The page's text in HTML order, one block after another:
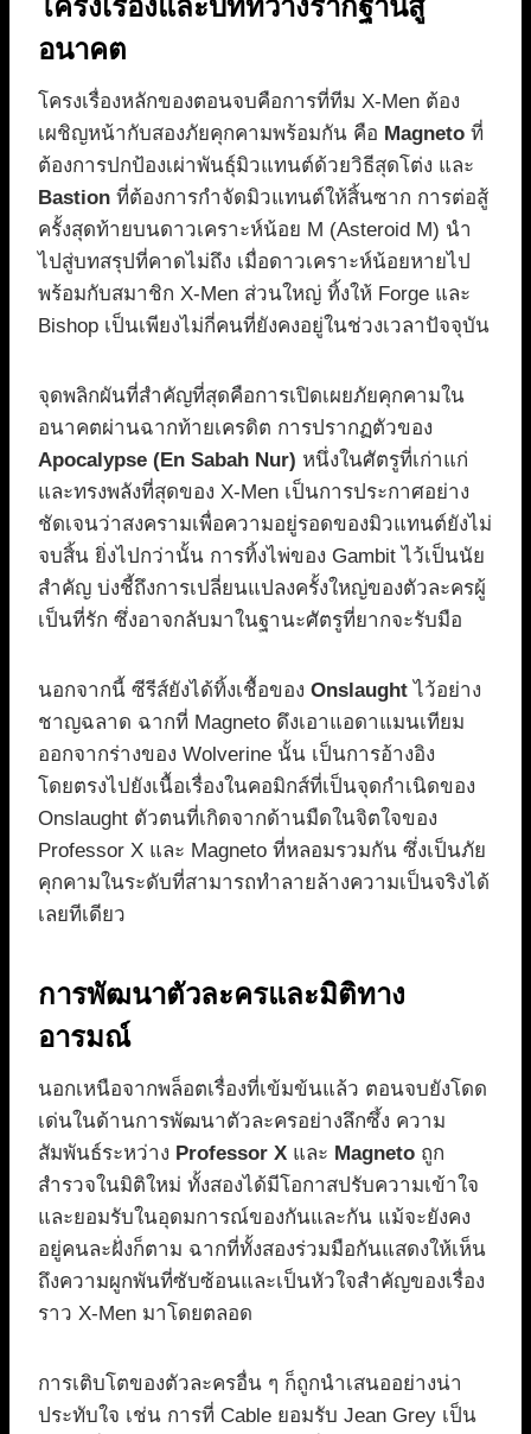
โครงเรื่องและบทที่วางรากฐานสู่
อนาคต
โครงเรื่องหลักของตอนจบคือการที่ทีม X-Men ต้อง
เผชิญหน้ากับสองภัยคุกคามพร้อมกัน คือ Magneto ที่
ต้องการปกป้องเผ่าพันธุ์มิวแทนต์ด้วยวิธีสุดโต่ง และ
Bastion ที่ต้องการกำจัดมิวแทนต์ให้สิ้นซาก การต่อสู้
ครั้งสุดท้ายบนดาวเคราะห์น้อย M (Asteroid M) นำ
ไปสู่บทสรุปที่คาดไม่ถึง เมื่อดาวเคราะห์น้อยหายไป
พร้อมกับสมาชิก X-Men ส่วนใหญ่ ทิ้งให้ Forge และ
Bishop เป็นเพียงไม่กี่คนที่ยังคงอยู่ในช่วงเวลาปัจจุบัน
จุดพลิกผันที่สำคัญที่สุดคือการเปิดเผยภัยคุกคามใน
อนาคตผ่านฉากท้ายเครดิต การปรากฏตัวของ
Apocalypse (En Sabah Nur) หนึ่งในศัตรูที่เก่าแก่
และทรงพลังที่สุดของ X-Men เป็นการประกาศอย่าง
ชัดเจนว่าสงครามเพื่อความอยู่รอดของมิวแทนต์ยังไม่
จบสิ้น ยิ่งไปกว่านั้น การทิ้งไพ่ของ Gambit ไว้เป็นนัย
สำคัญ บ่งชี้ถึงการเปลี่ยนแปลงครั้งใหญ่ของตัวละครผู้
เป็นที่รัก ซึ่งอาจกลับมาในฐานะศัตรูที่ยากจะรับมือ
นอกจากนี้ ซีรีส์ยังได้ทิ้งเชื้อของ Onslaught ไว้อย่าง
ชาญฉลาด ฉากที่ Magneto ดึงเอาแอดาแมนเทียม
ออกจากร่างของ Wolverine นั้น เป็นการอ้างอิง
โดยตรงไปยังเนื้อเรื่องในคอมิกส์ที่เป็นจุดกำเนิดของ
Onslaught ตัวตนที่เกิดจากด้านมืดในจิตใจของ
Professor X และ Magneto ที่หลอมรวมกัน ซึ่งเป็นภัย
คุกคามในระดับที่สามารถทำลายล้างความเป็นจริงได้
เลยทีเดียว
การพัฒนาตัวละครและมิติทาง
อารมณ์
นอกเหนือจากพล็อตเรื่องที่เข้มข้นแล้ว ตอนจบยังโดด
เด่นในด้านการพัฒนาตัวละครอย่างลึกซึ้ง ความ
สัมพันธ์ระหว่าง Professor X และ Magneto ถูก
สำรวจในมิติใหม่ ทั้งสองได้มีโอกาสปรับความเข้าใจ
และยอมรับในอุดมการณ์ของกันและกัน แม้จะยังคง
อยู่คนละฝั่งก็ตาม ฉากที่ทั้งสองร่วมมือกันแสดงให้เห็น
ถึงความผูกพันที่ซับซ้อนและเป็นหัวใจสำคัญของเรื่อง
ราว X-Men มาโดยตลอด
การเติบโตของตัวละครอื่น ๆ ก็ถูกนำเสนออย่างน่า
ประทับใจ เช่น การที่ Cable ยอมรับ Jean Grey เป็น